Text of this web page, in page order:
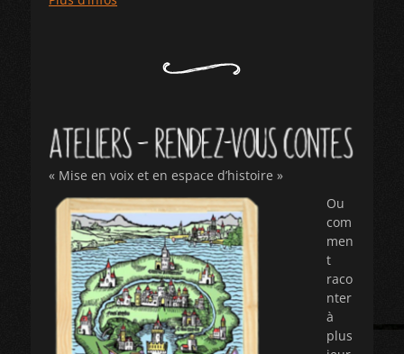
« Mise en voix et en espace d’histoire »
Ou
com
men
t
raco
nter
à
plus